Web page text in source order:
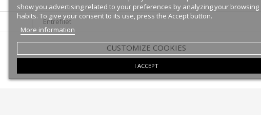
Entrefilet
show you advertising related to your preferences by analyzing your browsing
habits. To give your consent to its use, press the Accept button.
More information
CUSTOMIZE COOKIES
I ACCEPT